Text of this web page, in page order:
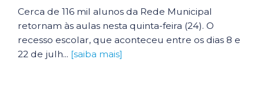
Cerca de 116 mil alunos da Rede Municipal
retornam às aulas nesta quinta-feira (24). O
recesso escolar, que aconteceu entre os dias 8 e
22 de julh... [saiba mais]